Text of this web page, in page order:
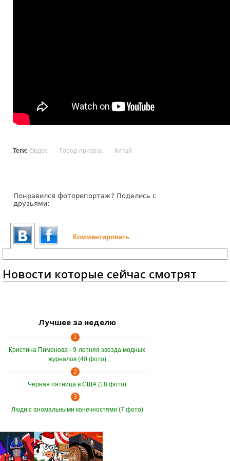
Теги: Ордос Город-призрак Китай
Понравился фоторепортаж? Поделись с
друзьями:
Комментировать
Новости которые сейчас смотрят
Лучшее за неделю
1
Кристина Пименова - 9-летняя звезда модных
журналов (40 фото)
2
Черная пятница в США (18 фото)
3
Люди с аномальными конечностями (7 фото)